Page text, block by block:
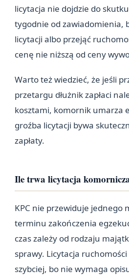
licytacja nie dojdzie do
tygodnie od zawiadomienia,
licytacji albo przejąć
cenę nie niższą od ceny
Warto też wiedzieć, że jeśli
przetargu dłużnik zapłaci
kosztami, komornik umarza
groźba licytacji bywa
zapłaty.
Ile trwa licytacja
KPC nie przewiduje jednego
terminu zakończenia
czas zależy od rodzaju
sprawy. Licytacja
szybciej, bo nie wymaga